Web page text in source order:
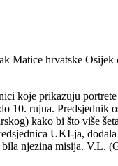
Matice hrvatske
koje prikazuju
10. rujna. Predsjednik
kako bi što više
UKI-ja,
njezina misija. V.L.